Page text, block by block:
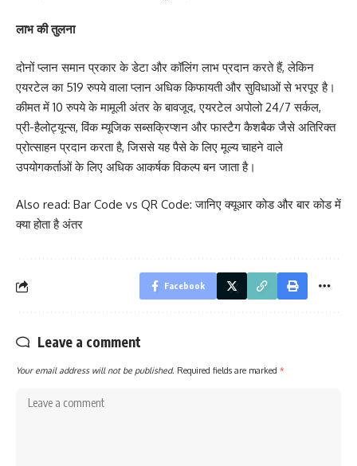
लाभ की तुलना
दोनों प्लान समान प्रकार के डेटा और कॉलिंग लाभ प्रदान करते हैं, लेकिन
एयरटेल का 519 रुपये वाला प्लान अधिक किफायती और सुविधाओं से भरपूर है।
कीमत में 10 रुपये के मामूली अंतर के बावजूद, एयरटेल अपोलो 24/7 सर्कल,
प्री-हैलोट्यून्स, विंक म्यूजिक सब्सक्रिप्शन और फास्टैग कैशबैक जैसे अतिरिक्त
प्रोत्साहन प्रदान करता है, जिससे यह पैसे के लिए मूल्य चाहने वाले
उपयोगकर्ताओं के लिए अधिक आकर्षक विकल्प बन जाता है।
Also read: Bar Code vs QR Code: जानिए क्यूआर कोड और बार कोड में
क्या होता है अंतर
Facebook
Leave a comment
Your email address will not be published. Required fields are marked *